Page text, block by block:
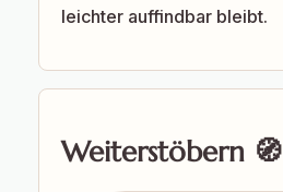
leichter auffindbar bleibt.
Weiterstöbern 🧭